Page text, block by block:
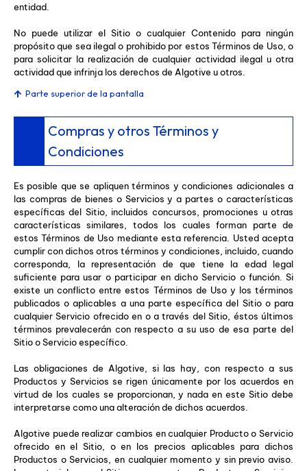
entidad.
No puede utilizar el Sitio o cualquier Contenido para ningún
propósito que sea ilegal o prohibido por estos Términos de Uso, o
para solicitar la realización de cualquier actividad ilegal u otra
actividad que infrinja los derechos de Algotive u otros.
Parte superior de la pantalla
Compras y otros Términos y
Condiciones
Es posible que se apliquen términos y condiciones adicionales a
las compras de bienes o Servicios y a partes o características
específicas del Sitio, incluidos concursos, promociones u otras
características similares, todos los cuales forman parte de
estos Términos de Uso mediante esta referencia. Usted acepta
cumplir con dichos otros términos y condiciones, incluido, cuando
corresponda, la representación de que tiene la edad legal
suficiente para usar o participar en dicho Servicio o función. Si
existe un conflicto entre estos Términos de Uso y los términos
publicados o aplicables a una parte específica del Sitio o para
cualquier Servicio ofrecido en o a través del Sitio, éstos últimos
términos prevalecerán con respecto a su uso de esa parte del
Sitio o Servicio específico.
Las obligaciones de Algotive, si las hay, con respecto a sus
Productos y Servicios se rigen únicamente por los acuerdos en
virtud de los cuales se proporcionan, y nada en este Sitio debe
interpretarse como una alteración de dichos acuerdos.
Algotive puede realizar cambios en cualquier Producto o Servicio
ofrecido en el Sitio, o en los precios aplicables para dichos
Productos o Servicios, en cualquier momento y sin previo aviso.